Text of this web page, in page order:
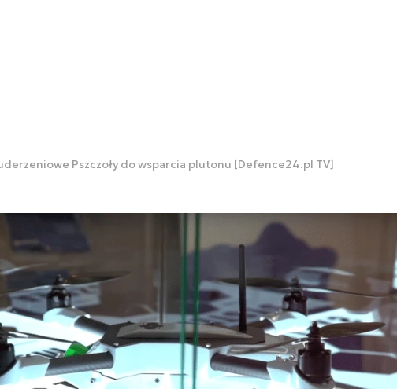
Pszczoły do wsparcia plutonu [Defence24.pl TV]